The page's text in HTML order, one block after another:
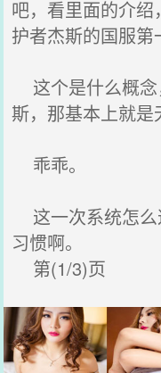
吧，看里面的介
护者杰斯的国服第
这个是什么概念
斯，那基本上就是
乖乖。
这一次系统怎么
习惯啊。
第(1/3)页